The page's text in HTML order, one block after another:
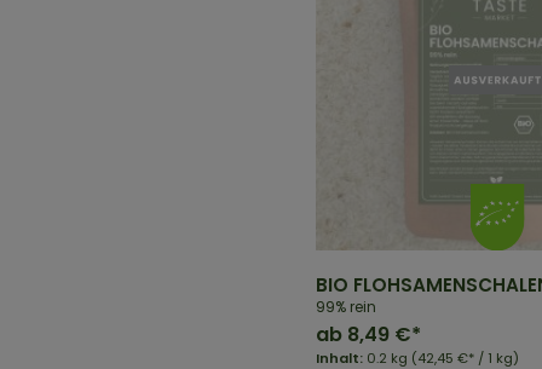
BIO
99% rein
Inhalt: 0.2 kg (42,45 €* / 1 kg)
ab 8,49 €*